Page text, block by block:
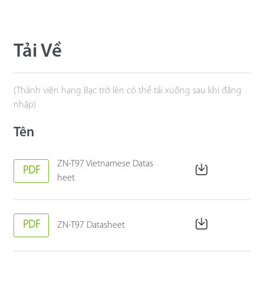
Tải Về
(Thành viên hạng Bạc trở lên có thể tải xuống sau khi đăng
nhập)
Tên
PDF
ZN-T97 Vietnamese Datas
heet
PDF ZN-T97 Datasheet